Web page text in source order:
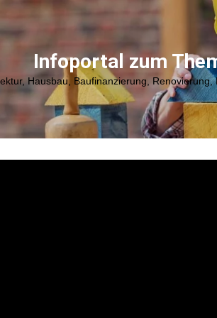
Infoportal zum
Hausbau, Baufinanzierung,